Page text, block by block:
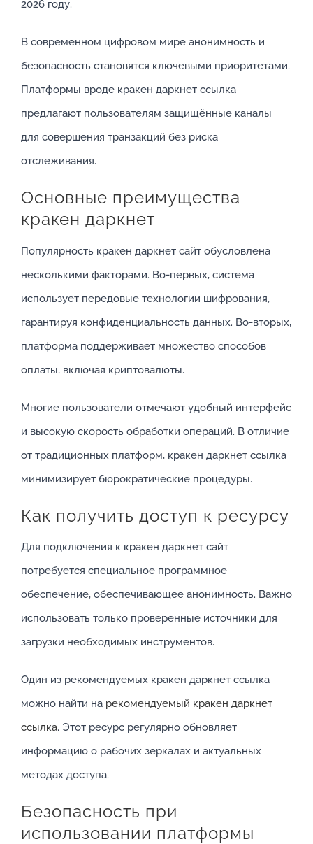
2026 году.
В современном цифровом мире анонимность и
безопасность становятся ключевыми приоритетами.
Платформы вроде кракен даркнет ссылка
предлагают пользователям защищённые каналы
для совершения транзакций без риска
отслеживания.
Основные преимущества
кракен даркнет
Популярность кракен даркнет сайт обусловлена
несколькими факторами. Во-первых, система
использует передовые технологии шифрования,
гарантируя конфиденциальность данных. Во-вторых,
платформа поддерживает множество способов
оплаты, включая криптовалюты.
Многие пользователи отмечают удобный интерфейс
и высокую скорость обработки операций. В отличие
от традиционных платформ, кракен даркнет ссылка
минимизирует бюрократические процедуры.
Как получить доступ к ресурсу
Для подключения к кракен даркнет сайт
потребуется специальное программное
обеспечение, обеспечивающее анонимность. Важно
использовать только проверенные источники для
загрузки необходимых инструментов.
Один из рекомендуемых кракен даркнет ссылка
можно найти на рекомендуемый кракен даркнет
ссылка. Этот ресурс регулярно обновляет
информацию о рабочих зеркалах и актуальных
методах доступа.
Безопасность при
использовании платформы